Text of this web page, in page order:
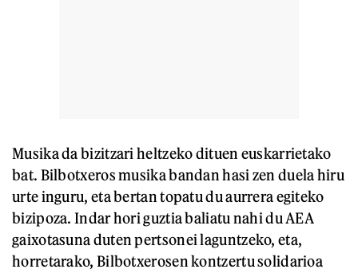
Musika da bizitzari heltzeko dituen euskarrietako
bat. Bilbotxeros musika bandan hasi zen duela hiru
urte inguru, eta bertan topatu du aurrera egiteko
bizipoza. Indar hori guztia baliatu nahi du AEA
gaixotasuna duten pertsonei laguntzeko, eta,
horretarako, Bilbotxerosen kontzertu solidarioa